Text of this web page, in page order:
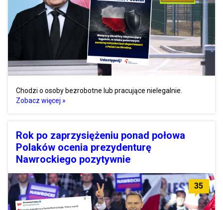
Chodzi o osoby bezrobotne lub pracujące nielegalnie.
Zobacz więcej »
Rok po zaprzysiężeniu ponad połowa
Polaków ocenia prezydenturę
Nawrockiego pozytywnie
35